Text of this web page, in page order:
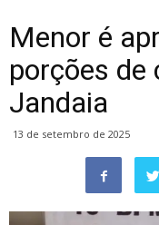
Menor é
porções de
Jandaia
13 de setembro de 2025